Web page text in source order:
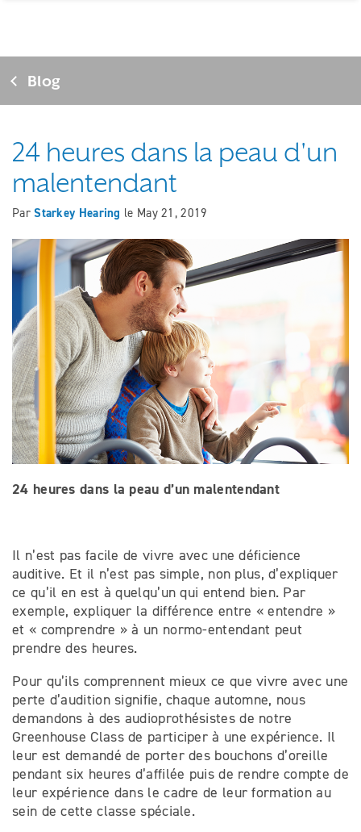
Blog
24 heures dans la peau d'un
malentendant
ParStarkey Hearing le May 21, 2019
24 heures dans la peau d’un malentendant
Il n’est pas facile de vivre avec une déficience
auditive. Et il n’est pas simple, non plus, d’expliquer
ce qu’il en est à quelqu’un qui entend bien. Par
exemple, expliquer la différence entre « entendre »
et « comprendre » à un normo-entendant peut
prendre des heures.
Pour qu’ils comprennent mieux ce que vivre avec une
perte d’audition signifie, chaque automne, nous
demandons à des audioprothésistes de notre
Greenhouse Class de participer à une expérience. Il
leur est demandé de porter des bouchons d’oreille
pendant six heures d’affilée puis de rendre compte de
leur expérience dans le cadre de leur formation au
sein de cette classe spéciale.